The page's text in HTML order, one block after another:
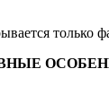
только